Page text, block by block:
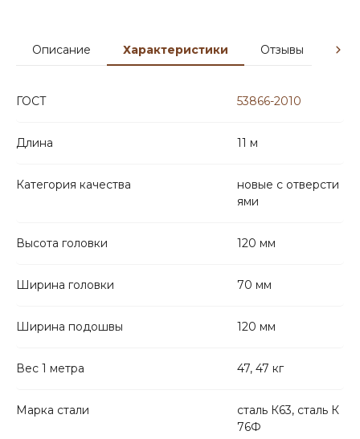
Описание Характеристики Отзывы
ГОСТ 53866-2010
Длина 11 м
Категория качества
новые с отверсти
ями
Высота головки 120 мм
Ширина головки 70 мм
Ширина подошвы 120 мм
Вес 1 метра 47, 47 кг
Марка стали
сталь К63, сталь К
76Ф